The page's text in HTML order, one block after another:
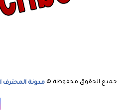
جميع الحقوق محفوظة © مدونة المحترف